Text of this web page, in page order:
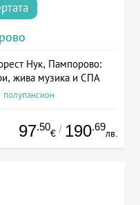
Нук, Пампорово:
жива музика и СПА
97.50
€ / 190.69
лв.